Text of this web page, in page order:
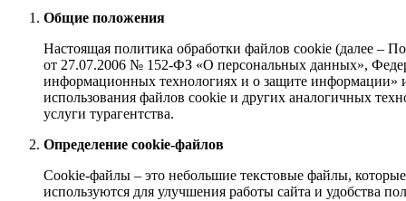
Общие положения
Настоящая политика обработки файлов cookie (далее –
от 27.07.2006 № 152-ФЗ «О персональных данных»,
информационных технологиях и о защите информации»
использования файлов cookie и других аналогичных
услуги турагентства.
Определение cookie-файлов
Cookie-файлы – это небольшие текстовые файлы,
используются для улучшения работы сайта и удобства